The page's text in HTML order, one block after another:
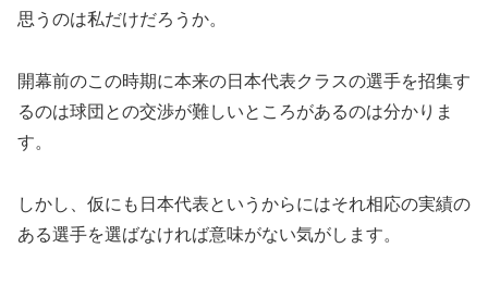
思うのは私だけだろうか。
開幕前のこの時期に本来の日本代表クラスの選手を招集す
るのは球団との交渉が難しいところがあるのは分かりま
す。
しかし、仮にも日本代表というからにはそれ相応の実績の
ある選手を選ばなければ意味がない気がします。